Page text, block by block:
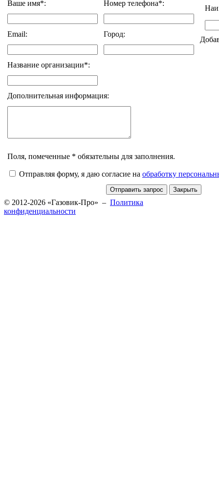
Ваше имя*: Номер телефона*:
Email: Город:
Название организации*:
Дополнительная информация:
Поля, помеченные * обязательны для заполнения.
Отправляя форму, я даю согласие на обработку
© 2012-2026 «Газовик-Про» – Политика
конфиденциальности